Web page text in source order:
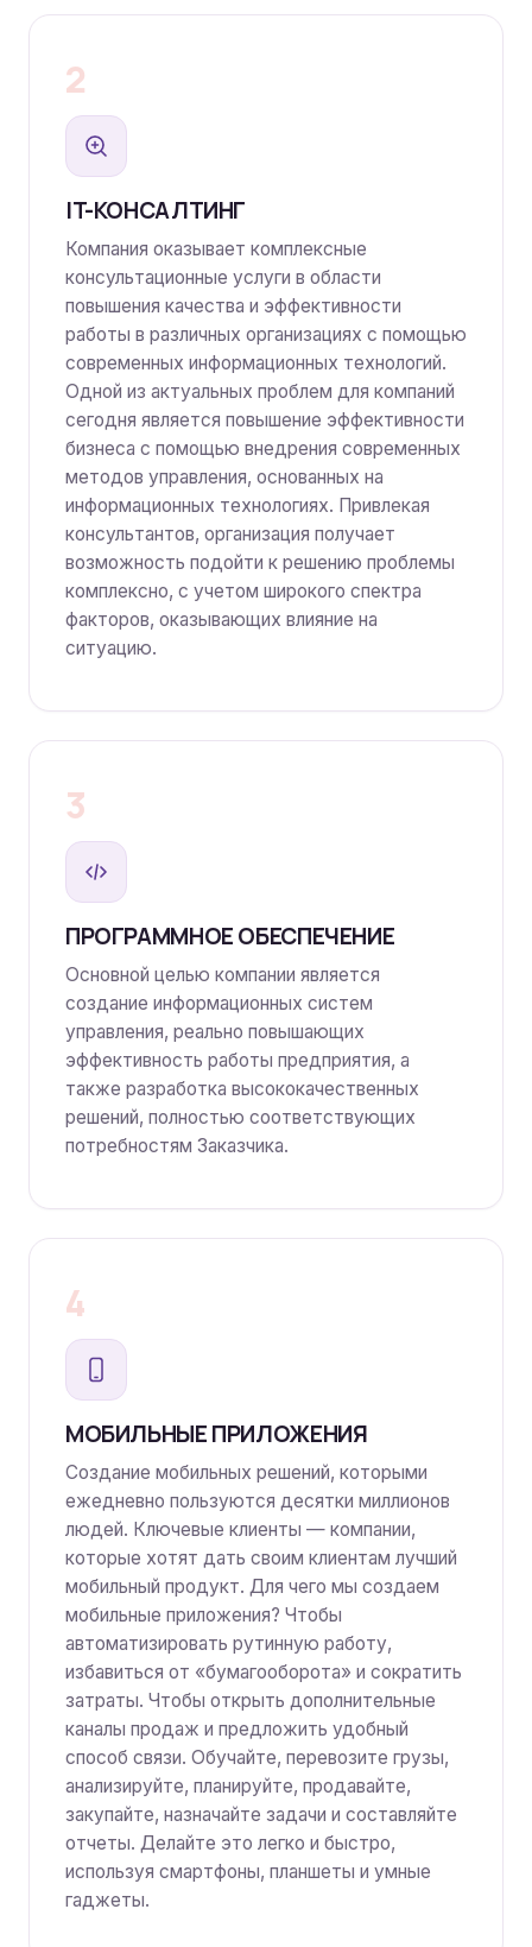
2
IT-КОНСАЛТИНГ
Компания оказывает комплексные
консультационные услуги в области
повышения качества и эффективности
работы в различных организациях с помощью
современных информационных технологий.
Одной из актуальных проблем для компаний
сегодня является повышение эффективности
бизнеса с помощью внедрения современных
методов управления, основанных на
информационных технологиях. Привлекая
консультантов, организация получает
возможность подойти к решению проблемы
комплексно, с учетом широкого спектра
факторов, оказывающих влияние на
ситуацию.
3
ПРОГРАММНОЕ ОБЕСПЕЧЕНИЕ
Основной целью компании является
создание информационных систем
управления, реально повышающих
эффективность работы предприятия, а
также разработка высококачественных
решений, полностью соответствующих
потребностям Заказчика.
4
МОБИЛЬНЫЕ ПРИЛОЖЕНИЯ
Создание мобильных решений, которыми
ежедневно пользуются десятки миллионов
людей. Ключевые клиенты — компании,
которые хотят дать своим клиентам лучший
мобильный продукт. Для чего мы создаем
мобильные приложения? Чтобы
автоматизировать рутинную работу,
избавиться от «бумагооборота» и сократить
затраты. Чтобы открыть дополнительные
каналы продаж и предложить удобный
способ связи. Обучайте, перевозите грузы,
анализируйте, планируйте, продавайте,
закупайте, назначайте задачи и составляйте
отчеты. Делайте это легко и быстро,
используя смартфоны, планшеты и умные
гаджеты.